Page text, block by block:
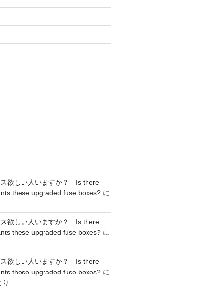
ス欲しい人いますか？ Is there
these upgraded fuse boxes?に
ス欲しい人いますか？ Is there
these upgraded fuse boxes?に
ス欲しい人いますか？ Is there
these upgraded fuse boxes?に
り